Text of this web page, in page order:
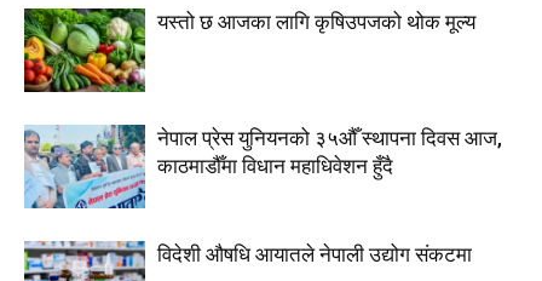
यस्तो छ आजका लागि कृषिउपजको थोक मूल्य
नेपाल प्रेस युनियनको ३५औँ स्थापना दिवस आज,
काठमाडौँमा विधान महाधिवेशन हुँदै
विदेशी औषधि आयातले नेपाली उद्योग संकटमा